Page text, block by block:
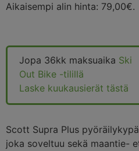
Aikaisempi alin hinta: 79,00€.
Jopa 36kk maksuaika Ski
Out Bike -tilillä
Laske kuukausierät tästä
Scott Supra Plus
joka soveltuu sekä maantie-